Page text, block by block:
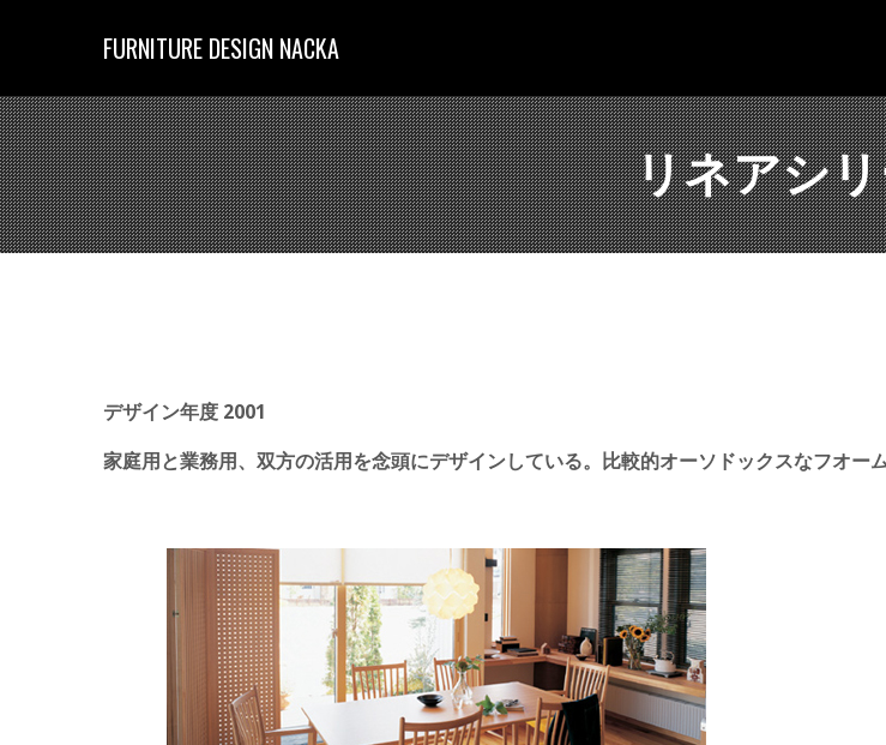
ン
ツ
へ
ス
キ
ッ
FURNITURE DESIGN NACKA
リネアシ
デザイン年度 2001
家庭用と業務用、双方の活用を念頭にデザインしている。比較的オーソドックスなフオー